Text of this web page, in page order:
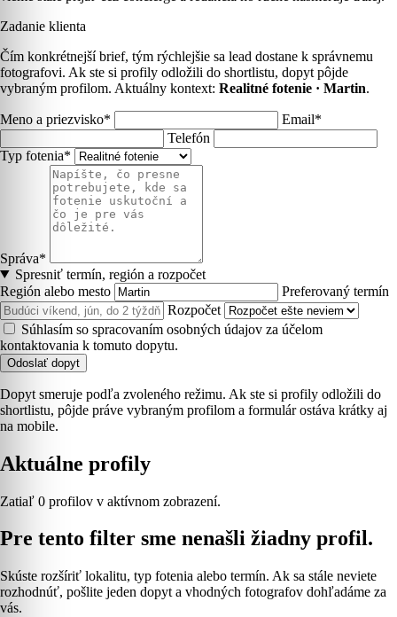
Zadanie klienta
Čím konkrétnejší brief, tým rýchlejšie sa lead dostane k správnemu
fotografovi. Ak ste si profily odložili do shortlistu, dopyt pôjde
vybraným profilom. Aktuálny kontext: Realitné fotenie · Martin.
Meno a priezvisko*
Email*
Telefón
Typ fotenia*
Správa*
Spresniť termín, región a rozpočet
Región alebo mesto
Preferovaný termín
Rozpočet
Súhlasím so spracovaním osobných údajov za účelom
kontaktovania k tomuto dopytu.
Odoslať dopyt
Dopyt smeruje podľa zvoleného režimu. Ak ste si profily odložili do
shortlistu, pôjde práve vybraným profilom a formulár ostáva krátky aj
na mobile.
Aktuálne profily
Zatiaľ 0 profilov v aktívnom zobrazení.
Pre tento filter sme nenašli žiadny profil.
Skúste rozšíriť lokalitu, typ fotenia alebo termín. Ak sa stále neviete
rozhodnúť, pošlite jeden dopyt a vhodných fotografov dohľadáme za
vás.